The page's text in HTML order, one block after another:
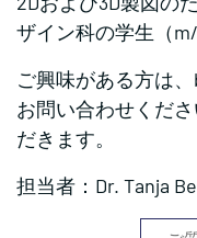
ザイン科の学生（
ご興味がある方は
お問い合わせくだ
だきます。
担当者：Dr. Tanja